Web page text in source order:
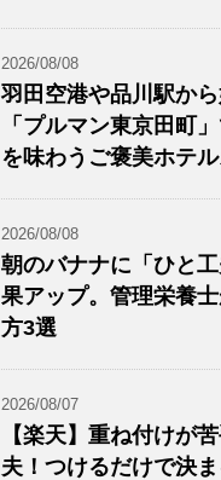
2026/08/08
羽田空港や品川駅から
「プルマン東京田町
を味わうご褒美ホテ
2026/08/08
朝のバナナに「ひと
果アップ。管理栄養
方3選
2026/08/07
【楽天】重ね付けが
夫！つけるだけで決